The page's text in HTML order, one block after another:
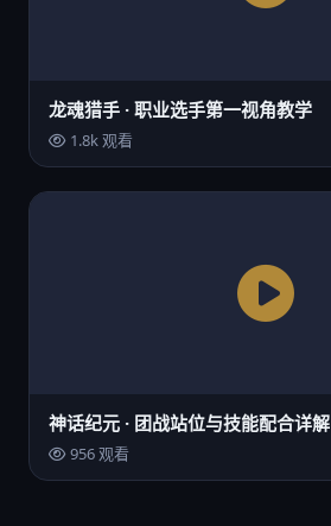
龙魂猎手 · 职业选手第一视角教学
1.8k 观看
神话纪元 · 团战站位与技能配合详解
956 观看